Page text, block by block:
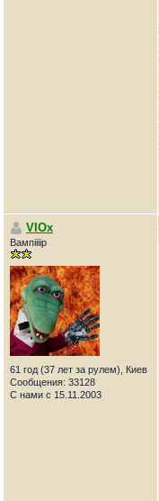
VIOx
Вампіііір
61 год (37 лет за рулем), Киев
Сообщения: 33128
С нами с 15.11.2003